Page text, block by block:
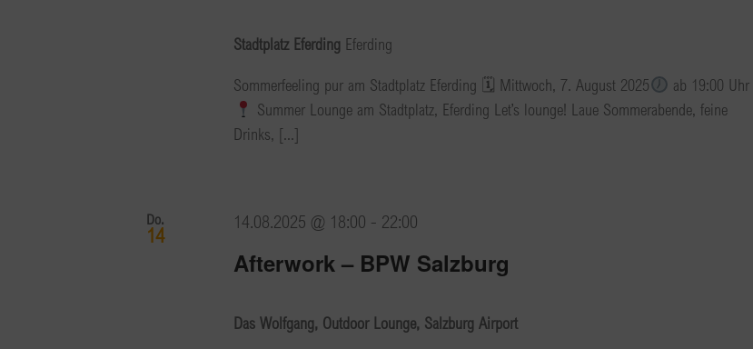
Stadtplatz Eferding Eferding
Sommerfeeling pur am Stadtplatz Eferding 🗓 Mittwoch, 7. August 2025
ab 19:00 Uhr
Summer Lounge am Stadtplatz, Eferding Let’s lounge! Laue Sommerabende, feine
Drinks, [...]
Do.
14
Afterwork – BPW Salzburg
14.08.2025 @ 18:00 - 22:00
Das Wolfgang, Outdoor Lounge, Salzburg Airport